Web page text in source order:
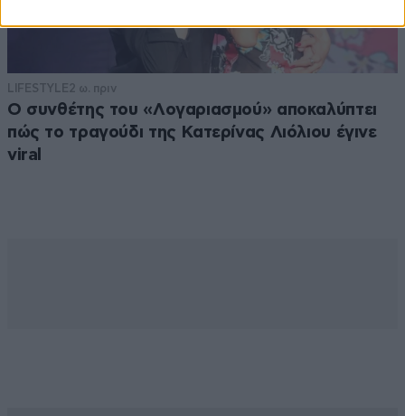
LIFESTYLE2 ω. πριν
Ο συνθέτης του «Λογαριασμού» αποκαλύπτει
πώς το τραγούδι της Κατερίνας Λιόλιου έγινε
viral